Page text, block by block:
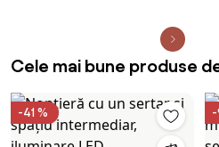
Cele mai bune produse
-41 % -